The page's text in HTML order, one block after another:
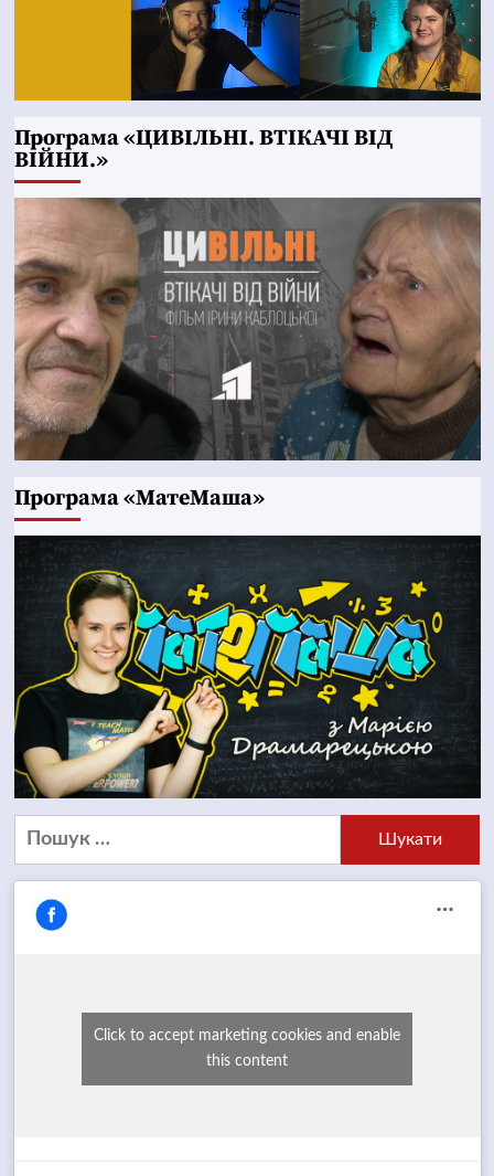
Програма «ЦИВІЛЬНІ. ВТІКАЧІ ВІД
ВІЙНИ.»
Програма «МатеМаша»
Пошук:
Click to accept marketing cookies and enable
this content